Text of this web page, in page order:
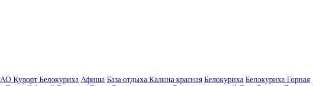
АО Курорт Белокуриха Афиша База отдыха Калина красная Белокуриха Белокуриха Горная